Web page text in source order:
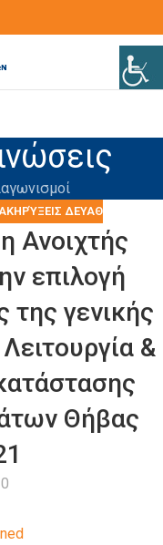
ΔΕΥΑΘ
Ανοιχτής
επιλογή
της γενικής
&
Θήβας